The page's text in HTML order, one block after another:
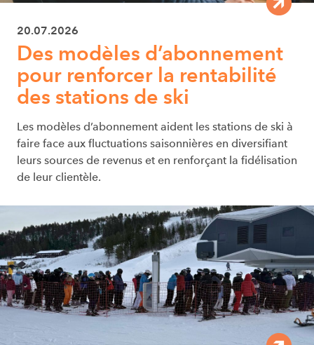
20.07.2026
Des modèles d’abonnement
pour renforcer la rentabilité
des stations de ski
Les modèles d’abonnement aident les stations de ski à
faire face aux fluctuations saisonnières en diversifiant
leurs sources de revenus et en renforçant la fidélisation
de leur clientèle.